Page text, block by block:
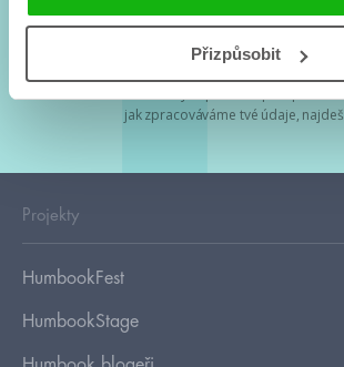
Přizpůsobit
Tvá e-mailová adresa je u nás v bezpečí. Přečti si
jak zpracováváme tvé údaje, najdeš
Projekty
HumbookFest
HumbookStage